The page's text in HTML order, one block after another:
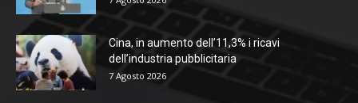
Cina, in aumento dell’11,3% i ricavi
dell’industria pubblicitaria
7 Agosto 2026